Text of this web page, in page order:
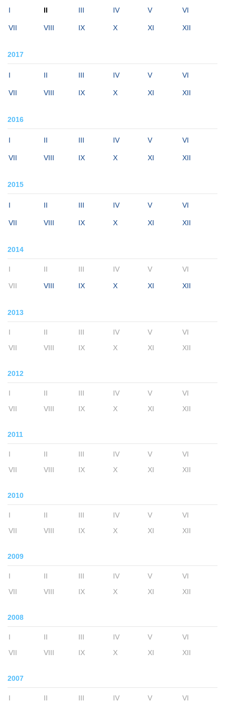
I II III IV V VI
VII VIII IX X XI XII
2017
I II III IV V VI
VII VIII IX X XI XII
2016
I II III IV V VI
VII VIII IX X XI XII
2015
I II III IV V VI
VII VIII IX X XI XII
2014
I II III IV V VI
VII VIII IX X XI XII
2013
I II III IV V
VI
VII
VIII IX X XI XII
2012
I II III IV V
VI
VII
VIII IX X XI XII
2011
I II III IV V
VI
VII
VIII IX X XI XII
2010
I II III IV V
VI
VII
VIII IX X XI XII
2009
I II III IV V
VI
VII
VIII IX X XI XII
2008
I II III IV V
VI
VII
VIII IX X XI XII
2007
I II III IV V
VI